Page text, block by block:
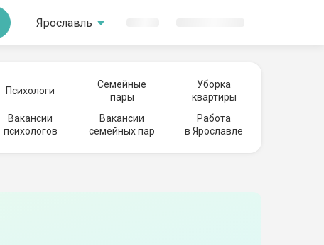
Ярославль
Психологи
Семейные
пары
Уборка
квартиры
Вакансии
психологов
Вакансии
семейных пар
Работа
в Ярославле